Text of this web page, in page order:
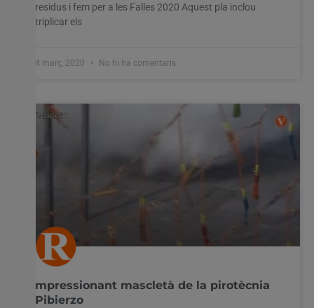
residus i fem per a les Falles 2020 Aquest pla inclou
triplicar els
4 març, 2020 No hi ha comentaris
mpressionant mascletà de la pirotècnia
Pibierzo